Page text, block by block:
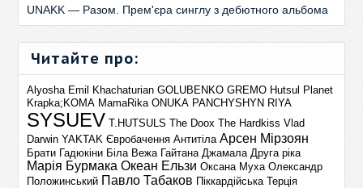
UNAKK — Разом. Прем'єра синглу з дебютного альбома
Читайте про:
Alyosha Emil Khachaturian GOLUBENKO GREMO Hutsul Planet
Krapka;KOMA MamaRika ONUKA PANCHYSHYN RIYA
SYSUEV T.HUTSULS The Doox The Hardkiss Vlad
Darwin YAKTAK Євробачення Антитіла Арсен Мірзоян
Брати Гадюкіни Біла Вежа Гайтана Джамала Друга ріка
Марія Бурмака Океан Ельзи Оксана Муха Олександр
Положинський Павло Табаков Піккардійська Терція